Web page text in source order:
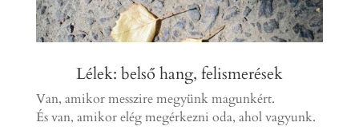
Lélek: belső hang, felismerések
Van, amikor messzire megyünk magunkért.
És van, amikor elég megérkezni oda, ahol vagyunk.